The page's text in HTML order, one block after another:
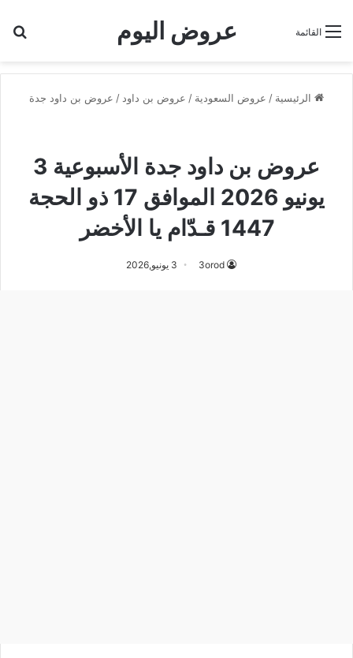
عروض اليوم القائمة
الرئيسية / عروض السعودية / عروض بن داود / عروض بن داود جدة
عروض بن داود جدة الأسبوعية 3
يونيو 2026 الموافق 17 ذو الحجة
1447 قـدّام يا الأخضر
3orod 3 يونيو,2026